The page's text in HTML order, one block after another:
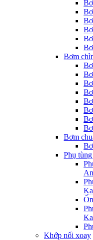
Bơm
Bơm
Phụ
Khớp nối xoay